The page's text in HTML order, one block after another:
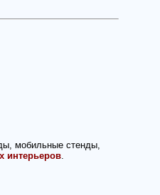
мобильные стенды,
интерьеров.